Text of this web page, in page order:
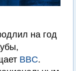
на год
BBC.